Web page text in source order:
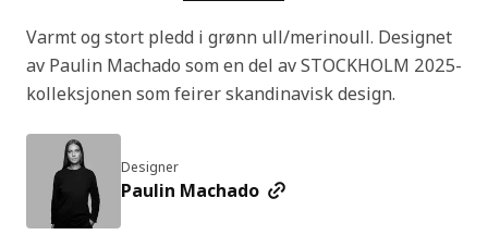
Varmt og stort pledd i grønn ull/merinoull. Designet
av Paulin Machado som en del av STOCKHOLM 2025-
kolleksjonen som feirer skandinavisk design.
Designer
Paulin Machado